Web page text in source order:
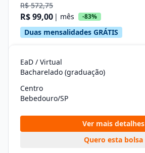
R$ 572,75
R$ 99,00 | mês -83%
Duas mensalidades GRÁTIS
EaD / Virtual
Bacharelado (graduação)
Centro
Bebedouro/SP
Ver mais detalhes
Quero esta bolsa